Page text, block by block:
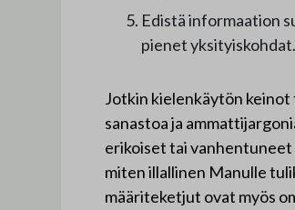
Edistä informaation
pienet yksityiskohdat.
Jotkin kielenkäytön
sanastoa ja
erikoiset tai
miten illallinen Manulle
määriteketjut ovat myös